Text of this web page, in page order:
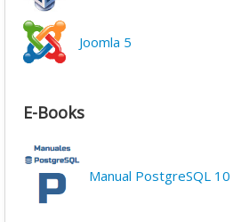
Joomla 5
E-Books
Manual PostgreSQL 10